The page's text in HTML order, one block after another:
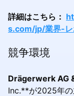
詳細はこちら：
s.com/jp/業界-
競争環境
Drägerwerk AG
Inc.**が2025年